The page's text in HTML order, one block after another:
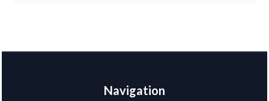
Navigation